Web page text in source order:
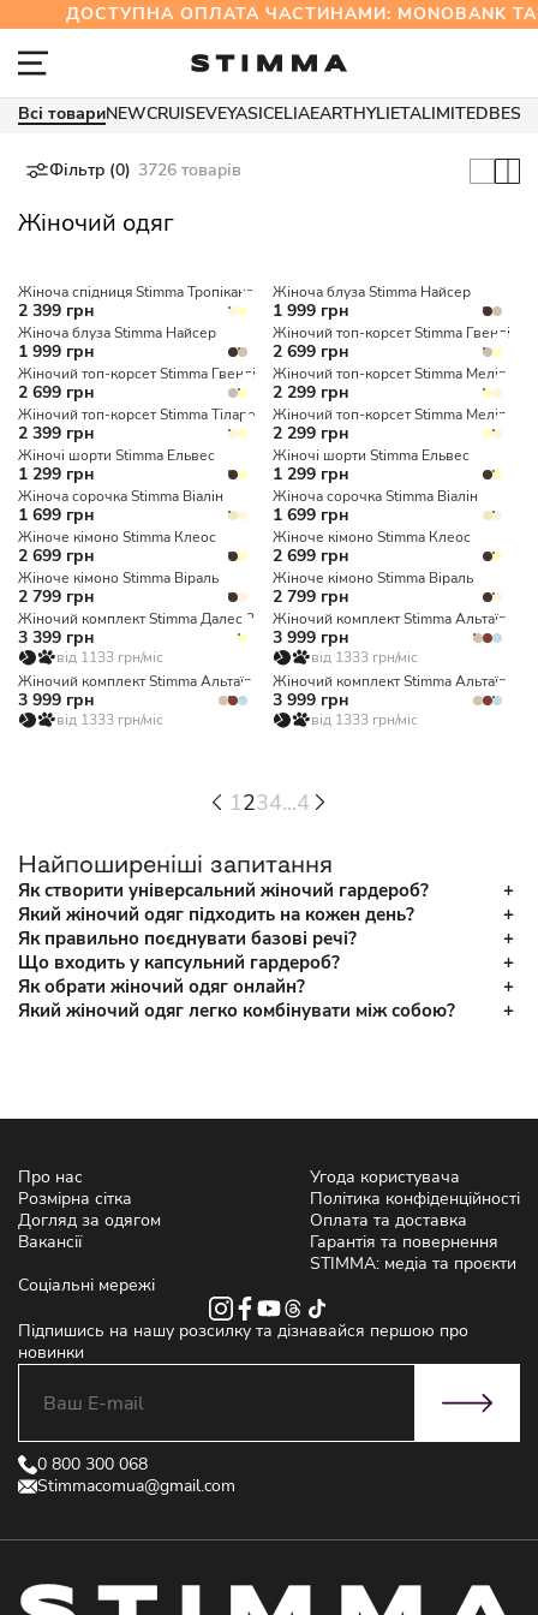
ДОСТУПНА ОПЛАТА ЧАСТИНАМИ:
Всі товариNEWCRUISEVEYASICELIAEARTHYLIETALIMITED
Фільтр (0) 3726 товарів
Жіночий одяг
Жіноча спідниця Stimma Тропікана
2 399 грн
Жіноча блуза Stimma Найсер
1 999 грн
Жіноча блуза Stimma Найсер
1 999 грн
Жіночий топ-корсет Stimma Гвенді
2 699 грн
Жіночий топ-корсет Stimma Гвенді
2 699 грн
Жіночий топ-корсет Stimma Мелір
2 299 грн
Жіночий топ-корсет Stimma Тіларо
2 399 грн
Жіночий топ-корсет Stimma Мелір
2 299 грн
Жіночі шорти Stimma Ельвес
1 299 грн
Жіночі шорти Stimma Ельвес
1 299 грн
Жіноча сорочка Stimma Віалін
1 699 грн
Жіноча сорочка Stimma Віалін
1 699 грн
Жіноче кімоно Stimma Клеос
2 699 грн
Жіноче кімоно Stimma Клеос
2 699 грн
Жіноче кімоно Stimma Віраль
2 799 грн
Жіноче кімоно Stimma Віраль
2 799 грн
Жіночий комплект Stimma Далес 2
3 399 грн
від 1133 грн/міс
Жіночий комплект Stimma Альтаїр
3 999 грн
від 1333 грн/міс
Жіночий комплект Stimma Альтаїр
3 999 грн
від 1333 грн/міс
Жіночий комплект Stimma Альтаїр
3 999 грн
від 1333 грн/міс
1234...4
Найпоширеніші запитання
Як створити універсальний жіночий гардероб?
Який жіночий одяг підходить на кожен день?
Як правильно поєднувати базові речі?
Що входить у капсульний гардероб?
Як обрати жіночий одяг онлайн?
Який жіночий одяг легко комбінувати між собою?
Про нас
Розмірна сітка
Догляд за одягом
Вакансії
Угода користувача
Політика конфіденційності
Оплата та доставка
Гарантія та повернення
STIMMA: медіа та проєкти
Соціальні мережі
Підпишись на нашу розсилку та дізнавайся першою про
новинки
0 800 300 068
Stimmacomua@gmail.com